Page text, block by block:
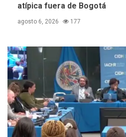
atípica fuera de Bogotá
agosto 6, 2026 177